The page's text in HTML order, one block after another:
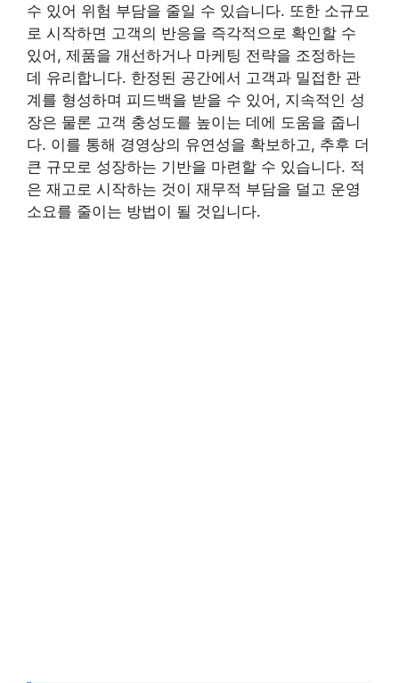
수 있어 위험 부담을 줄일 수 있습니다. 또한 소규모
로 시작하면 고객의 반응을 즉각적으로 확인할 수
있어, 제품을 개선하거나 마케팅 전략을 조정하는
데 유리합니다. 한정된 공간에서 고객과 밀접한 관
계를 형성하며 피드백을 받을 수 있어, 지속적인 성
장은 물론 고객 충성도를 높이는 데에 도움을 줍니
다. 이를 통해 경영상의 유연성을 확보하고, 추후 더
큰 규모로 성장하는 기반을 마련할 수 있습니다. 적
은 재고로 시작하는 것이 재무적 부담을 덜고 운영
소요를 줄이는 방법이 될 것입니다.